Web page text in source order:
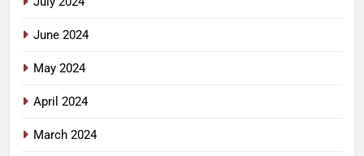
June 2024
May 2024
April 2024
March 2024